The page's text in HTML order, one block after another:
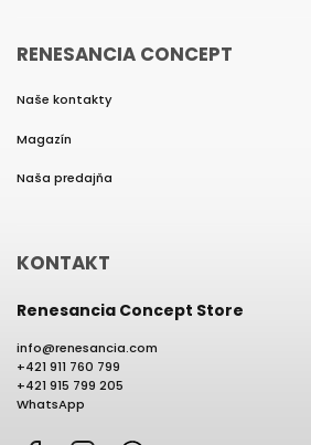
RENESANCIA CONCEPT
Naše kontakty
Magazín
Naša predajňa
KONTAKT
Renesancia Concept Store
info@renesancia.com
+421 911 760 799
+421 915 799 205
WhatsApp